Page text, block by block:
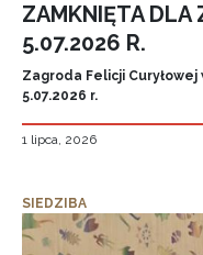
ZAMKNIĘTA DLA
5.07.2026 R.
Zagroda Felicji
5.07.2026 r.
1 lipca, 2026
SIEDZIBA